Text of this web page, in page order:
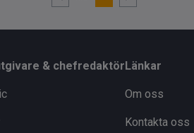
& chefredaktörLänkar
Om oss
Kontakta oss